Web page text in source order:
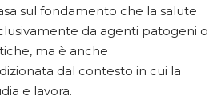
sul fondamento che la salute
da agenti patogeni o
ma è anche
dal contesto in cui la
e lavora.